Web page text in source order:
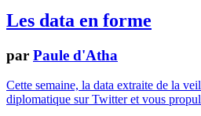
Les data en forme
par Paule d'Atha
Cette semaine, la data extraite de la
diplomatique sur Twitter et vous